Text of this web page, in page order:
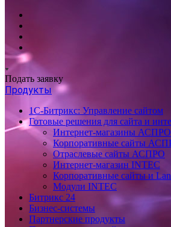
Подать заявку
Продукты
1С-Битрикс: Управление сайтом
Готовые решения для сайта и
Интернет-магазины АСПРО
Корпоративные сайты
Отраслевые сайты АСПРО
Интернет-магазин INTEC
Корпоративные сайты и
Модули INTEC
Битрикс 24
Бизнес-системы
Партнерские продукты